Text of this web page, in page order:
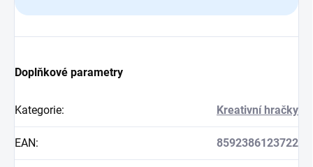
Doplňkové parametry
Kategorie: Kreativní hračky
EAN: 8592386123722